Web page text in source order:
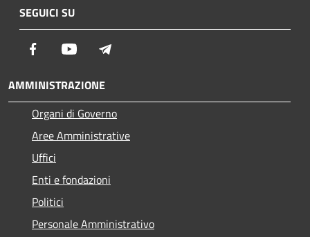
SEGUICI SU
Facebook Youtube
AMMINISTRAZIONE
Organi di Governo
Aree Amministrative
Uffici
Enti e fondazioni
Politici
Personale Amministrativo